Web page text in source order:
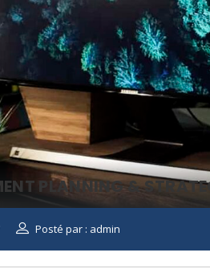
PLANNING &
Posté par : admin